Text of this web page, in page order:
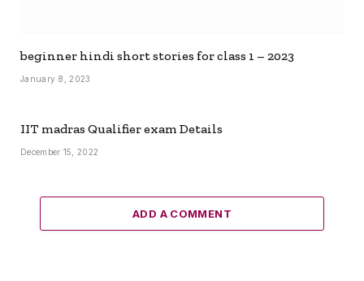
beginner hindi short stories for class 1 – 2023
January 8, 2023
IIT madras Qualifier exam Details
December 15, 2022
ADD A COMMENT